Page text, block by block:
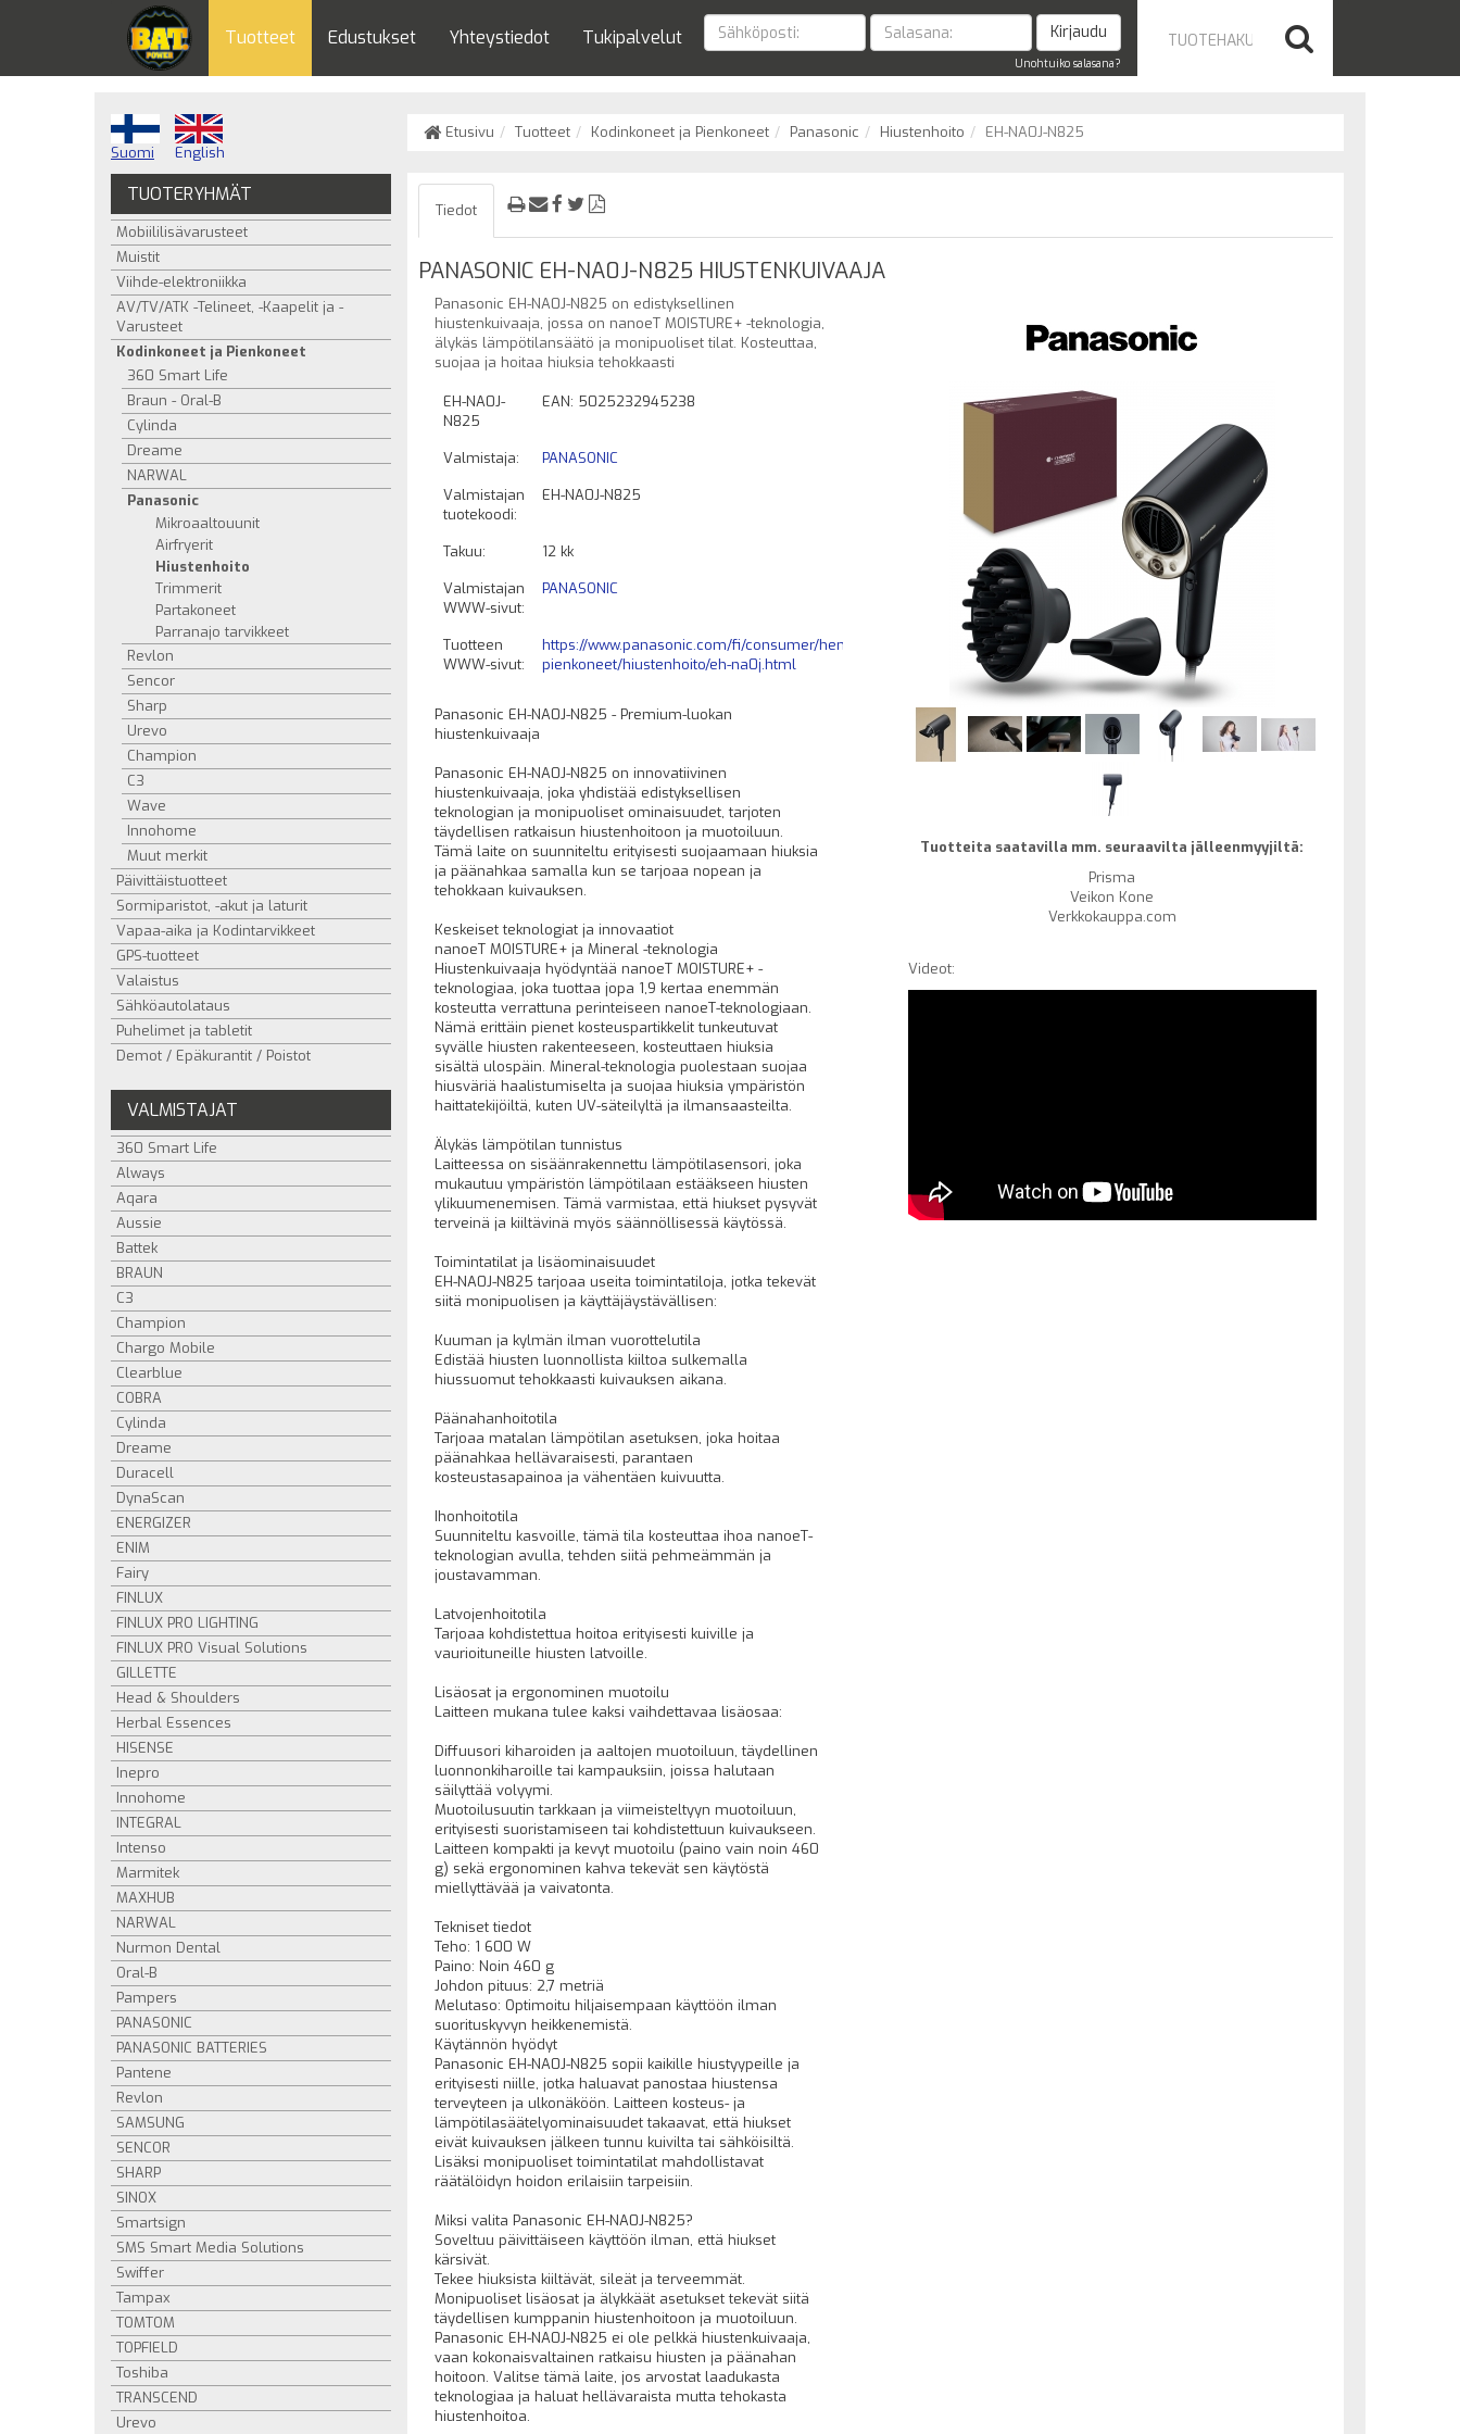
Tuotteet Edustukset Yhteystiedot Tukipalvelut
Unohtuiko salasana?
Etusivu Tuotteet Kodinkoneet ja Pienkoneet Panasonic Hiustenhoito EH-NA0J-N825
Tiedot
PANASONIC EH-NA0J-N825 HIUSTENKUIVAAJA
Tuotteita saatavilla mm. seuraavilta jälleenmyyjiltä:
Prisma
Veikon Kone
Verkkokauppa.com
Videot:
Panasonic EH-NA0J-N825 on edistyksellinen
hiustenkuivaaja, jossa on nanoeT MOISTURE+ -teknologia,
älykäs lämpötilansäätö ja monipuoliset tilat. Kosteuttaa,
suojaa ja hoitaa hiuksia tehokkaasti
EH-NA0J-
N825
EAN: 5025232945238
Valmistaja:
PANASONIC
Valmistajan
tuotekoodi:
EH-NA0J-N825
Takuu:
12 kk
Valmistajan
WWW-sivut:
PANASONIC
Tuotteen
WWW-sivut:
https://www.panasonic.com/fi/consumer/henkilokohtaiset-
pienkoneet/hiustenhoito/eh-na0j.html
Panasonic EH-NA0J-N825 - Premium-luokan
hiustenkuivaaja
Panasonic EH-NA0J-N825 on innovatiivinen
hiustenkuivaaja, joka yhdistää edistyksellisen
teknologian ja monipuoliset ominaisuudet, tarjoten
täydellisen ratkaisun hiustenhoitoon ja muotoiluun.
Tämä laite on suunniteltu erityisesti suojaamaan hiuksia
ja päänahkaa samalla kun se tarjoaa nopean ja
tehokkaan kuivauksen.
Keskeiset teknologiat ja innovaatiot
nanoeT MOISTURE+ ja Mineral -teknologia
Hiustenkuivaaja hyödyntää nanoeT MOISTURE+ -
teknologiaa, joka tuottaa jopa 1,9 kertaa enemmän
kosteutta verrattuna perinteiseen nanoeT-teknologiaan.
Nämä erittäin pienet kosteuspartikkelit tunkeutuvat
syvälle hiusten rakenteeseen, kosteuttaen hiuksia
sisältä ulospäin. Mineral-teknologia puolestaan suojaa
hiusväriä haalistumiselta ja suojaa hiuksia ympäristön
haittatekijöiltä, kuten UV-säteilyltä ja ilmansaasteilta.
Älykäs lämpötilan tunnistus
Laitteessa on sisäänrakennettu lämpötilasensori, joka
mukautuu ympäristön lämpötilaan estääkseen hiusten
ylikuumenemisen. Tämä varmistaa, että hiukset pysyvät
terveinä ja kiiltävinä myös säännöllisessä käytössä.
Toimintatilat ja lisäominaisuudet
EH-NA0J-N825 tarjoaa useita toimintatiloja, jotka tekevät
siitä monipuolisen ja käyttäjäystävällisen:
Kuuman ja kylmän ilman vuorottelutila
Edistää hiusten luonnollista kiiltoa sulkemalla
hiussuomut tehokkaasti kuivauksen aikana.
Päänahanhoitotila
Tarjoaa matalan lämpötilan asetuksen, joka hoitaa
päänahkaa hellävaraisesti, parantaen
kosteustasapainoa ja vähentäen kuivuutta.
Ihonhoitotila
Suunniteltu kasvoille, tämä tila kosteuttaa ihoa nanoeT-
teknologian avulla, tehden siitä pehmeämmän ja
joustavamman.
Latvojenhoitotila
Tarjoaa kohdistettua hoitoa erityisesti kuiville ja
vaurioituneille hiusten latvoille.
Lisäosat ja ergonominen muotoilu
Laitteen mukana tulee kaksi vaihdettavaa lisäosaa:
Diffuusori kiharoiden ja aaltojen muotoiluun, täydellinen
luonnonkiharoille tai kampauksiin, joissa halutaan
säilyttää volyymi.
Muotoilusuutin tarkkaan ja viimeisteltyyn muotoiluun,
erityisesti suoristamiseen tai kohdistettuun kuivaukseen.
Laitteen kompakti ja kevyt muotoilu (paino vain noin 460
g) sekä ergonominen kahva tekevät sen käytöstä
miellyttävää ja vaivatonta.
Tekniset tiedot
Teho: 1 600 W
Paino: Noin 460 g
Johdon pituus: 2,7 metriä
Melutaso: Optimoitu hiljaisempaan käyttöön ilman
suorituskyvyn heikkenemistä.
Käytännön hyödyt
Panasonic EH-NA0J-N825 sopii kaikille hiustyypeille ja
erityisesti niille, jotka haluavat panostaa hiustensa
terveyteen ja ulkonäköön. Laitteen kosteus- ja
lämpötilasäätelyominaisuudet takaavat, että hiukset
eivät kuivauksen jälkeen tunnu kuivilta tai sähköisiltä.
Lisäksi monipuoliset toimintatilat mahdollistavat
räätälöidyn hoidon erilaisiin tarpeisiin.
Miksi valita Panasonic EH-NA0J-N825?
Soveltuu päivittäiseen käyttöön ilman, että hiukset
kärsivät.
Tekee hiuksista kiiltävät, sileät ja terveemmät.
Monipuoliset lisäosat ja älykkäät asetukset tekevät siitä
täydellisen kumppanin hiustenhoitoon ja muotoiluun.
Panasonic EH-NA0J-N825 ei ole pelkkä hiustenkuivaaja,
vaan kokonaisvaltainen ratkaisu hiusten ja päänahan
hoitoon. Valitse tämä laite, jos arvostat laadukasta
teknologiaa ja haluat hellävaraista mutta tehokasta
hiustenhoitoa.
Suomi English
TUOTERYHMÄT
Mobiililisävarusteet
Muistit
Viihde-elektroniikka
AV/TV/ATK -Telineet, -Kaapelit ja -
Varusteet
Kodinkoneet ja Pienkoneet
360 Smart Life
Braun - Oral-B
Cylinda
Dreame
NARWAL
Panasonic
Mikroaaltouunit
Airfryerit
Hiustenhoito
Trimmerit
Partakoneet
Parranajo tarvikkeet
Revlon
Sencor
Sharp
Urevo
Champion
C3
Wave
Innohome
Muut merkit
Päivittäistuotteet
Sormiparistot, -akut ja laturit
Vapaa-aika ja Kodintarvikkeet
GPS-tuotteet
Valaistus
Sähköautolataus
Puhelimet ja tabletit
Demot / Epäkurantit / Poistot
VALMISTAJAT
360 Smart Life
Always
Aqara
Aussie
Battek
BRAUN
C3
Champion
Chargo Mobile
Clearblue
COBRA
Cylinda
Dreame
Duracell
DynaScan
ENERGIZER
ENIM
Fairy
FINLUX
FINLUX PRO LIGHTING
FINLUX PRO Visual Solutions
GILLETTE
Head & Shoulders
Herbal Essences
HISENSE
Inepro
Innohome
INTEGRAL
Intenso
Marmitek
MAXHUB
NARWAL
Nurmon Dental
Oral-B
Pampers
PANASONIC
PANASONIC BATTERIES
Pantene
Revlon
SAMSUNG
SENCOR
SHARP
SINOX
Smartsign
SMS Smart Media Solutions
Swiffer
Tampax
TOMTOM
TOPFIELD
Toshiba
TRANSCEND
Urevo